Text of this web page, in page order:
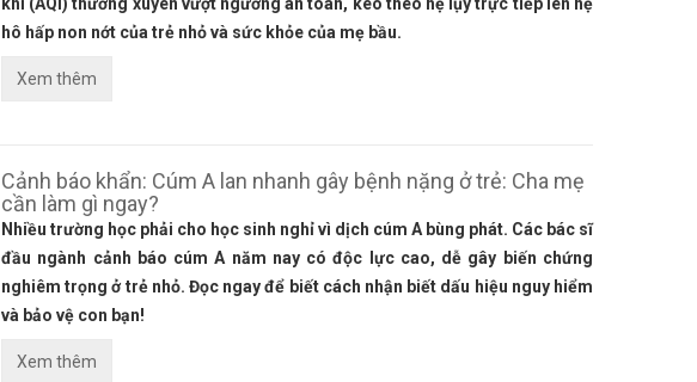
hô hấp non nớt của trẻ nhỏ và sức khỏe của mẹ bầu.
Xem thêm
Cảnh báo khẩn: Cúm A lan nhanh gây bệnh nặng ở trẻ: Cha mẹ
cần làm gì ngay?
Nhiều trường học phải cho học sinh nghỉ vì dịch cúm A bùng phát. Các bác sĩ
đầu ngành cảnh báo cúm A năm nay có độc lực cao, dễ gây biến chứng
nghiêm trọng ở trẻ nhỏ. Đọc ngay để biết cách nhận biết dấu hiệu nguy hiểm
và bảo vệ con bạn!
Xem thêm